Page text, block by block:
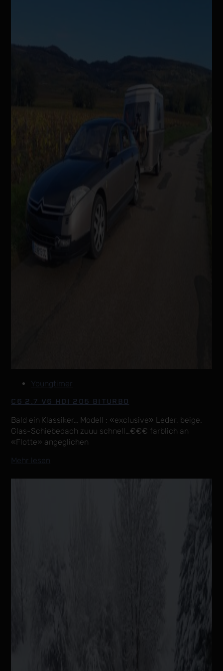
Youngtimer
C6 2.7 V6 HDI 205 BITURBO
Bald ein Klassiker… Modell : «exclusive» Leder, beige.
Glas-Schiebedach zuuu schnell…€€€ farblich an
«Flotte» angeglichen
Mehr lesen